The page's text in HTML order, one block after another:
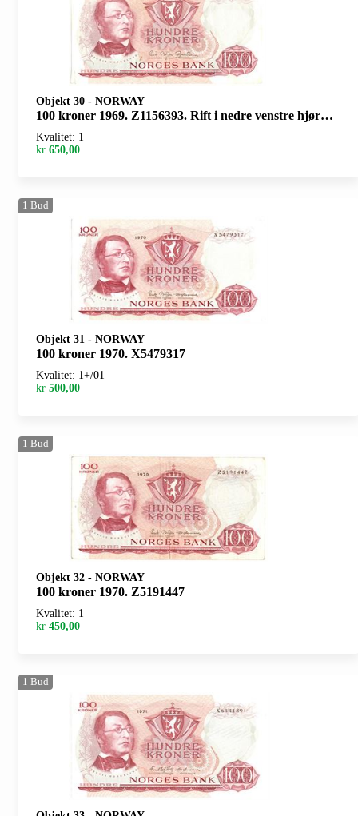
Objekt 30 - NORWAY
100 kroner 1969. Z1156393. Rift i nedre venstre hjørne/tear in lower left corner
Kvalitet: 1
kr 650,00
1 Bud
Objekt 31 - NORWAY
100 kroner 1970. X5479317
Kvalitet: 1+/01
kr 500,00
1 Bud
Objekt 32 - NORWAY
100 kroner 1970. Z5191447
Kvalitet: 1
kr 450,00
1 Bud